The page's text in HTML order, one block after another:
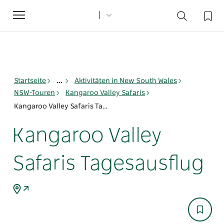
Toggle
navigation
Startseite ...
Aktivitäten in New South Wales
NSW-Touren
Kangaroo Valley Safaris
Kangaroo Valley Safaris Tagesausflug
Kangaroo Valley
Safaris Tagesausflug